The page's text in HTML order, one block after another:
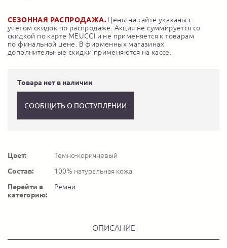
СЕЗОННАЯ РАСПРОДАЖА. Цены на сайте указаны с
учетом скидок по распродаже. Акция не суммируется со
скидкой по карте MEUCCI и не применяется к товарам
по финальной цене. В фирменных магазинах
дополнительные скидки применяются на кассе.
Товара нет в наличии
СООБЩИТЬ О ПОСТУПЛЕНИИ
Цвет:
Темно-коричневый
Состав:
100% натуральная кожа
Перейти в
категорию:
Ремни
ОПИСАНИЕ